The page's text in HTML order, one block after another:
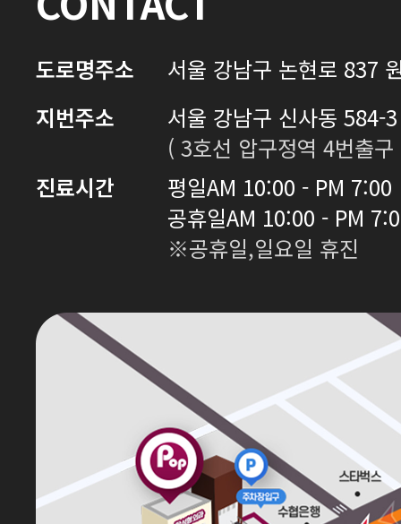
도로명주소
서울 강남구 논현로 837
지번주소
서울 강남구 신사동 584-
( 3호선 압구정역 4번출
진료시간
평일AM 10:00 - PM 7:00
공휴일AM 10:00 - PM
※공휴일,일요일 휴진